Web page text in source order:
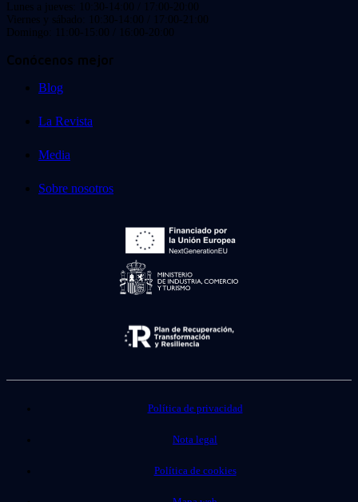
Lunes a jueves: 10:30-14:00 / 17:00-20:00
Viernes y sábado: 10:30-14:00 / 17:00-21:00
Domingo: 11:00-15:00 / 16:00-20:00
Conócenos mejor
Blog
La Revista
Media
Sobre nosotros
Política de privacidad
Nota legal
Política de cookies